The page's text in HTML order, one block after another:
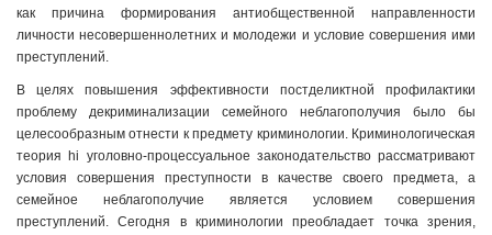
как причина формирования антиобщественной направленности
личности несовершеннолетних и молодежи и условие совершения ими
преступлений.
В целях повышения эффективности постделиктной профилактики
проблему декриминализации семейного неблагополучия было бы
целесообразным отнести к предмету криминологии. Криминологическая
теория hi уголовно-процессуальное законодательство рассматривают
условия совершения преступности в качестве своего предмета, а
семейное неблагополучие является условием совершения
преступлений. Сегодня в криминологии преобладает точка зрения,